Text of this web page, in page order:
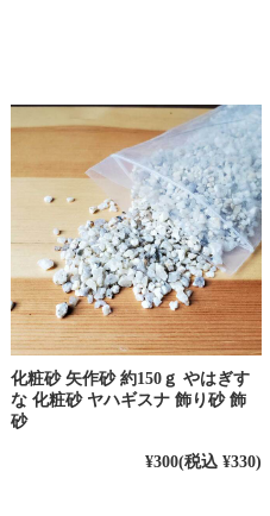
化粧砂 矢作砂 約150ｇ やはぎす
な 化粧砂 ヤハギスナ 飾り砂 飾
砂
¥300(税込 ¥330)